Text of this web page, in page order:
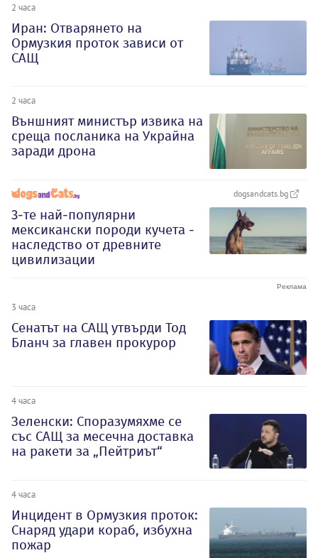
2 часа
Иран: Отварянето на
Ормузкия проток зависи от
САЩ
2 часа
Външният министър извика на
среща посланика на Украйна
заради дрона
dogsandcats.bg
3-те най-популярни
мексикански породи кучета -
наследство от древните
цивилизации
3 часа
Сенатът на САЩ утвърди Тод
Бланч за главен прокурор
4 часа
Зеленски: Споразумяхме се
със САЩ за месечна доставка
на ракети за „Пейтриът“
4 часа
Инцидент в Ормузкия проток:
Снаряд удари кораб, избухна
пожар